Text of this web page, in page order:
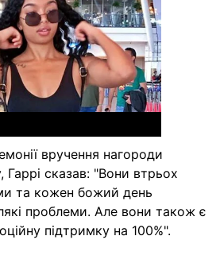
вручення нагороди
сказав: "Вони втрьох
та кожен божий день
проблеми. Але вони також є
підтримку на 100%".